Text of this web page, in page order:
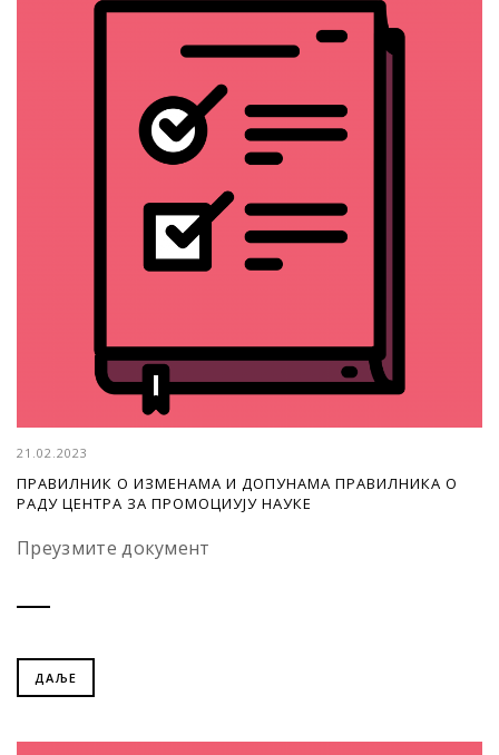
21.02.2023
ПРАВИЛНИК О ИЗМЕНАМА И ДОПУНАМА ПРАВИЛНИКА О
РАДУ ЦЕНТРА ЗА ПРОМОЦИУЈУ НАУКЕ
Преузмите документ
ДАЉЕ